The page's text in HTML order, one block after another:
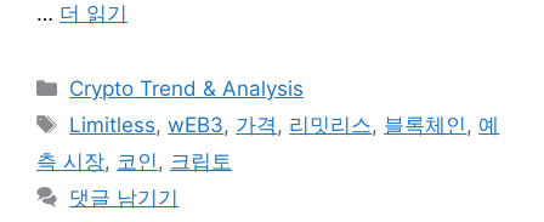
… 더 읽기
카
테
리
Crypto Trend & Analysis
태
그
Limitless,wEB3, 가격, 리밋리스, 블록체인, 예
측 시장, 코인, 크립토
댓글 남기기